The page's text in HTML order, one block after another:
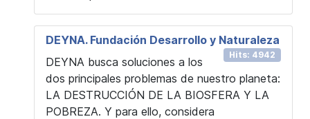
DEYNA. Fundación Desarrollo y Naturaleza
Hits: 4942
DEYNA busca soluciones a los
dos principales problemas de nuestro planeta:
LA DESTRUCCIÓN DE LA BIOSFERA Y LA
POBREZA. Y para ello, considera